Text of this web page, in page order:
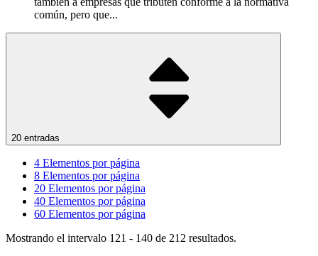
común, pero que...
20 entradas
4 Elementos por página
8 Elementos por página
20 Elementos por página
40 Elementos por página
60 Elementos por página
Mostrando el intervalo 121 - 140 de 212 resultados.